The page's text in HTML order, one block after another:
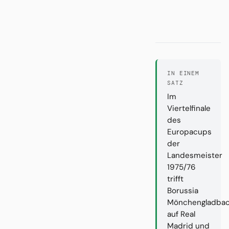
IN EINEM
SATZ
Im
Viertelfinale
des
Europacups
der
Landesmeister
1975/76
trifft
Borussia
auf Real
Madrid und